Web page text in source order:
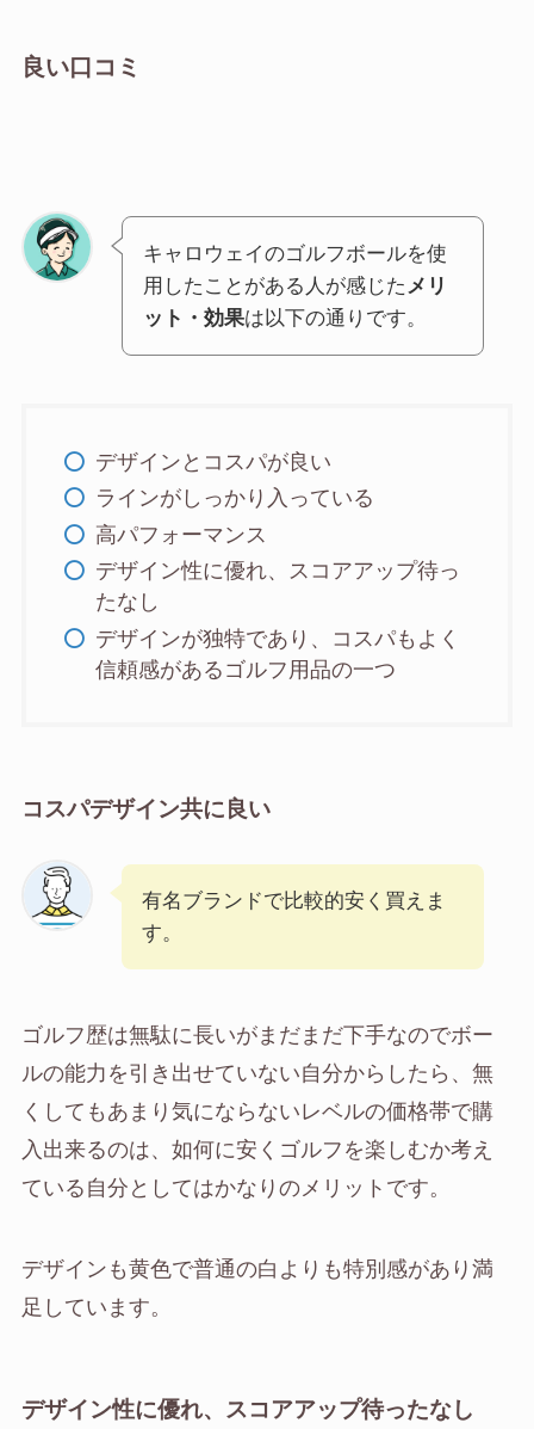
良い口コミ
キャロウェイのゴルフボールを使
用したことがある人が感じたメリ
ット・効果は以下の通りです。
デザインとコスパが良い
ラインがしっかり入っている
高パフォーマンス
デザイン性に優れ、スコアアップ待っ
たなし
デザインが独特であり、コスパもよく
信頼感があるゴルフ用品の一つ
コスパデザイン共に良い
有名ブランドで比較的安く買えま
す。
ゴルフ歴は無駄に長いがまだまだ下手なのでボー
ルの能力を引き出せていない自分からしたら、無
くしてもあまり気にならないレベルの価格帯で購
入出来るのは、如何に安くゴルフを楽しむか考え
ている自分としてはかなりのメリットです。
デザインも黄色で普通の白よりも特別感があり満
足しています。
デザイン性に優れ、スコアアップ待ったなし